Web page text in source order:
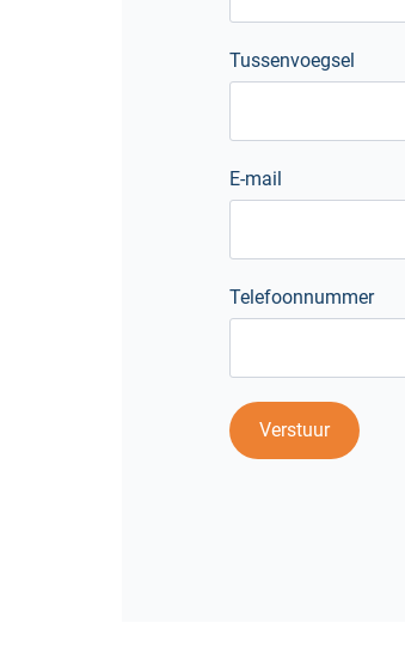
Tussenvoegsel
E-mail
Telefoonnummer
Verstuur